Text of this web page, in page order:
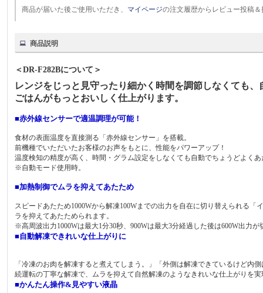
商品が届いた後ご使用いただき、 マイページの注文履歴からレビュー投稿
商品説明
＜DR-F282Bについて＞
レンジをじっと見守ったり細かく時間を調節しなくても
ごはんがもっとおいしく仕上がります。
■赤外線センサーで適温調理が可能！
食材の表面温度を直接測る「赤外線センサー」を搭載。
前機種でいただいたお客様のお声をもとに、性能をパワーアップ！
温度検知の精度が高く、時間・グラム設定をしなくても自動でちょうどよく
※自動モード使用時。
■加熱制御でムラを抑えてあたため
スピードあたため1000Wから解凍100Wまでの出力を自在に切り替えられる
ラを抑えてあたためられます。
※高周波出力1000Wは最大1分30秒、900Wは最大3分経過した後は600W出力が
■自動解凍できれいな仕上がりに
「冷凍のお肉を解凍すると煮えてしまう。」「外側は解凍できているけど
続運転の丁寧な解凍で、ムラを抑えて自然解凍のようなきれいな仕上がりを
■かんたん操作&見やすい液晶